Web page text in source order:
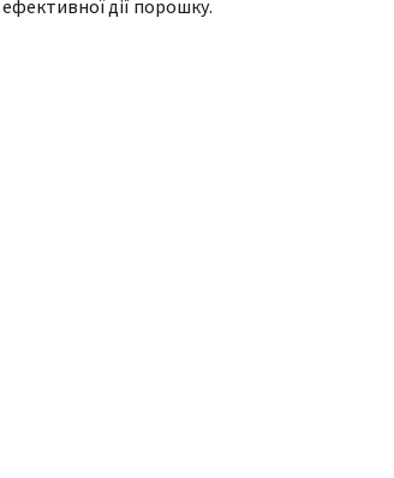
дії порошку.